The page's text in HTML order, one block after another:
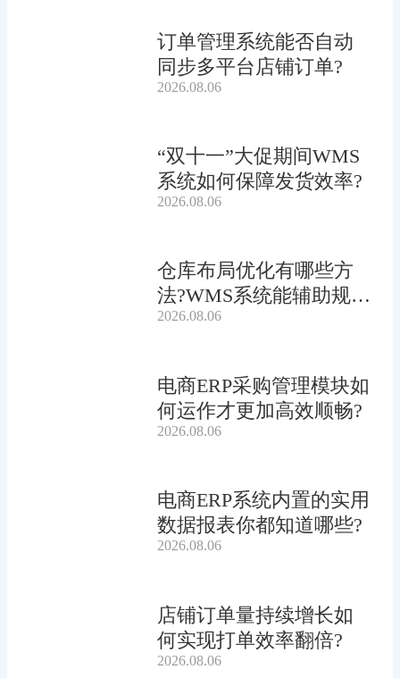
订单管理系统能否自动
同步多平台店铺订单?
2026.08.06
“双十一”大促期间WMS
系统如何保障发货效率?
2026.08.06
仓库布局优化有哪些方
法?WMS系统能辅助规划
吗?
2026.08.06
电商ERP采购管理模块如
何运作才更加高效顺畅?
2026.08.06
电商ERP系统内置的实用
数据报表你都知道哪些?
2026.08.06
店铺订单量持续增长如
何实现打单效率翻倍?
2026.08.06